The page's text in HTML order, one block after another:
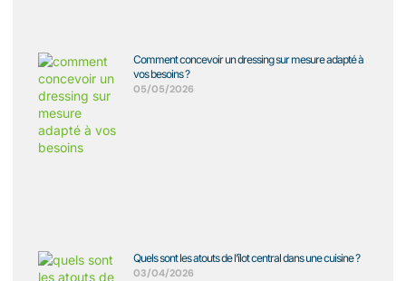
Comment concevoir un dressing sur mesure adapté à
vos besoins ?
05/05/2026
Quels sont les atouts de l’îlot central dans une cuisine ?
03/04/2026